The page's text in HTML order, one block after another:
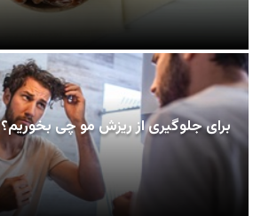
برای جلوگیری از ریزش مو چی بخوریم؟